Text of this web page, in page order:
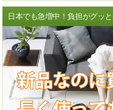
日本でも急増中！負担がグッ